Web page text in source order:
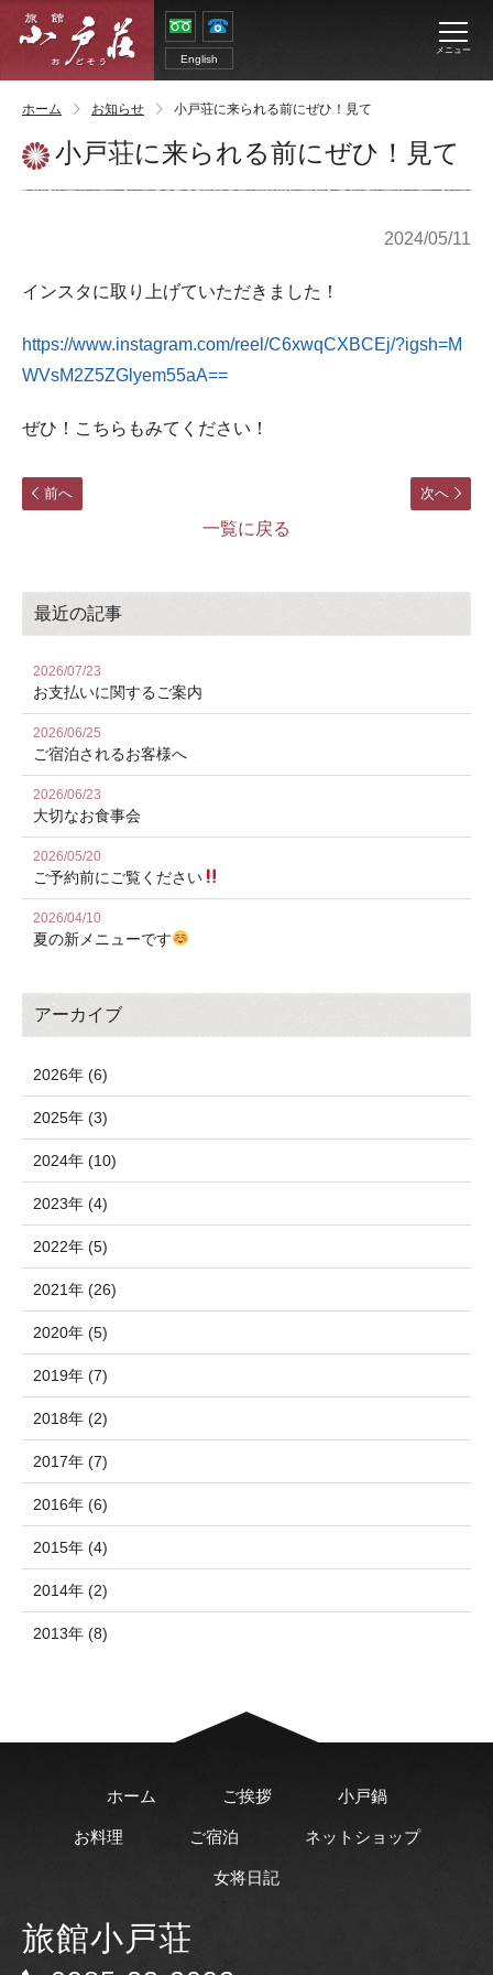
English
メニュー
ホーム お知らせ 小戸荘に来られる前にぜひ！見て
小戸荘に来られる前にぜひ！見て
2024/05/11
インスタに取り上げていただきました！
https://www.instagram.com/reel/C6xwqCXBCEj/?igsh=M
WVsM2Z5ZGlyem55aA==
ぜひ！こちらもみてください！
次へ
前へ
一覧に戻る
最近の記事
2026/07/23
お⽀払いに関するご案内
2026/06/25
ご宿泊されるお客様へ
2026/06/23
大切なお食事会
2026/05/20
ご予約前にご覧ください
2026/04/10
夏の新メニューです
アーカイブ
2026年 (6)
2025年 (3)
2024年 (10)
2023年 (4)
2022年 (5)
2021年 (26)
2020年 (5)
2019年 (7)
2018年 (2)
2017年 (7)
2016年 (6)
2015年 (4)
2014年 (2)
2013年 (8)
ホーム ご挨拶 小戸鍋
お料理 ご宿泊 ネットショップ
女将日記
旅館小戸荘